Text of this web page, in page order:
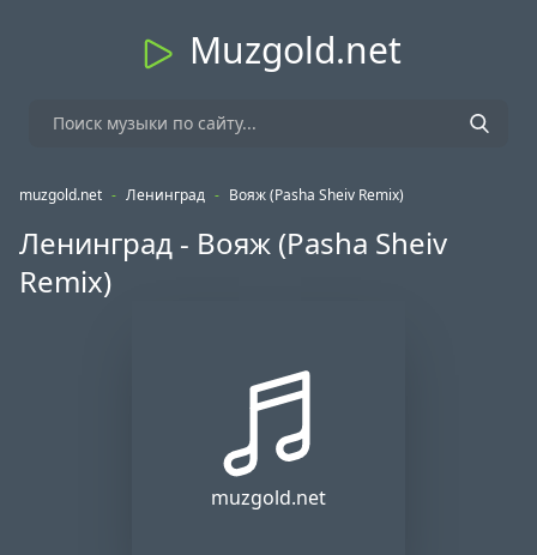
Muzgold.net
muzgold.net - Ленинград - Вояж (Pasha Sheiv Remix)
Ленинград - Вояж (Pasha Sheiv
Remix)
muzgold.net